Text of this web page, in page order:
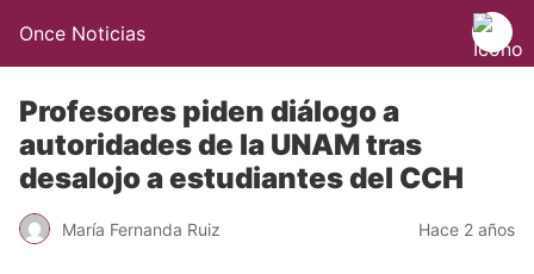
Once Noticias
Profesores piden diálogo a
autoridades de la UNAM tras
desalojo a estudiantes del CCH
María Fernanda Ruiz Hace 2 años